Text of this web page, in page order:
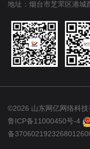
地址：烟台市芝罘区港城
©2026 山东网亿网络科
鲁ICP备11000450号-4
备